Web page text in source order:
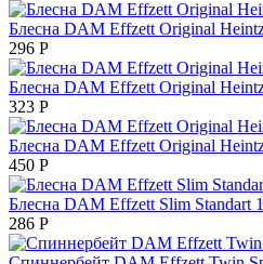
Блесна DAM Effzett Original
296 Р
Блесна DAM Effzett Original
323 Р
Блесна DAM Effzett Original
450 Р
Блесна DAM Effzett Slim Standart
286 Р